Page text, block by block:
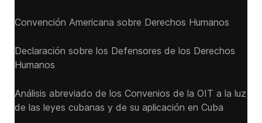
Convención Americana sobre Derechos Humanos
Declaración sobre los Defensores de los Derechos
Humanos
Análisis abreviado de los Convenios de la OIT a la luz
de las leyes cubanas y de su aplicación en Cuba